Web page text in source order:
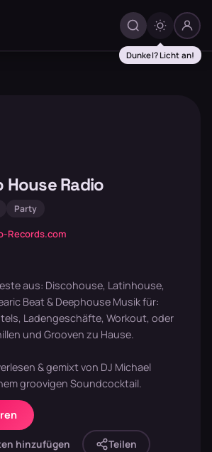
Dunkel? Licht an!
Radio
Party
Records.com
aus: Discohouse, Latinhouse,
Beat & Deephouse Musik für:
Ladengeschäfte, Workout, oder
und Grooven zu Hause.
& gemixt von DJ Michael
groovigen Soundcocktail.
hinzufügen Teilen